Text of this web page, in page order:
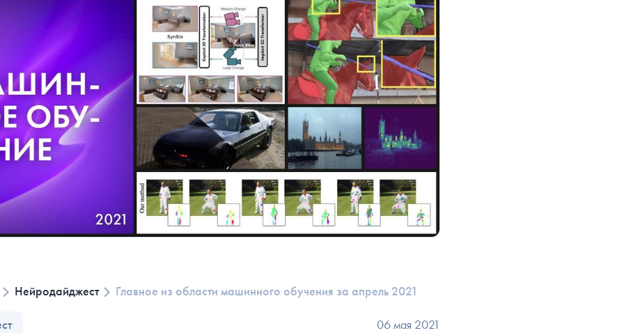
Нейродайджест Главное из области машинного обучения за апрель 2021
06 мая 2021